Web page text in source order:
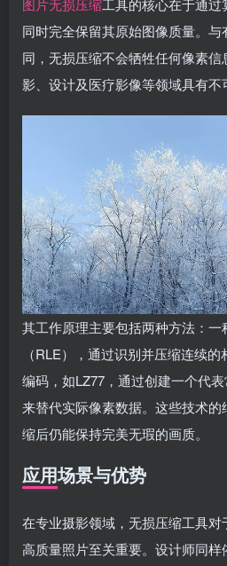
图片无损压缩工具的核心在于通过
同时完全保留其原始图像质量。
同，无损压缩不会牺牲任何像素
影、设计及医疗影像等领域具有不
其工作原理主要包括两种方法：
（RLE），通过识别并压缩连续
编码，如LZ77，通过创建一个代
来替代实际像素数据。这些技术
缩后仍能保持完美无瑕的画质。
应用场景与优势
在专业摄影领域，无损压缩工具
高质量照片至关重要。设计师同